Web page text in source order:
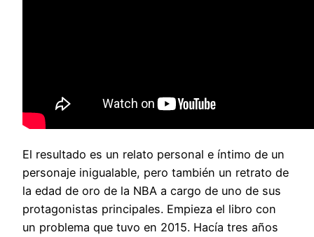
El resultado es un relato personal e íntimo de un
personaje inigualable, pero también un retrato de
la edad de oro de la NBA a cargo de uno de sus
protagonistas principales. Empieza el libro con
un problema que tuvo en 2015. Hacía tres años